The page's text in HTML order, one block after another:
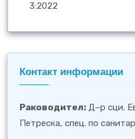
3:2022
Контакт информации
Раководител: Д–р сци.
Петреска, спец. по